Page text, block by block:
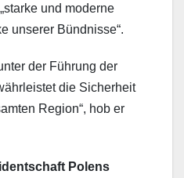
und moderne
unserer Bündnisse“.
der Führung der
die Sicherheit
Region“, hob er
Polens